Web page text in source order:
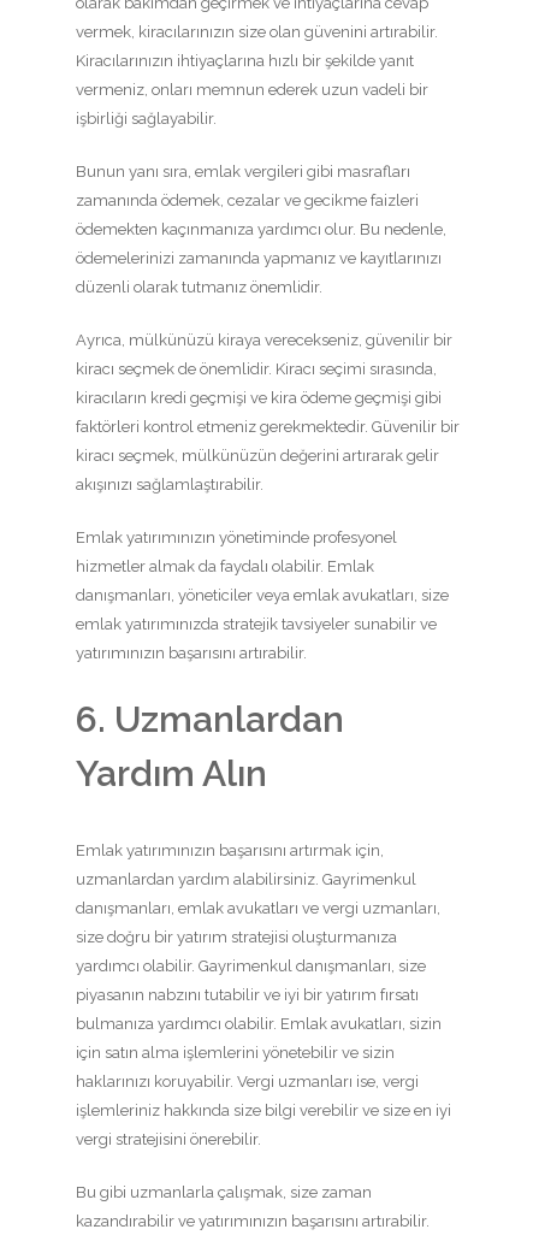
vermek, kiracılarınızın size olan güvenini artırabilir.
Kiracılarınızın ihtiyaçlarına hızlı bir şekilde yanıt
vermeniz, onları memnun ederek uzun vadeli bir
işbirliği sağlayabilir.
Bunun yanı sıra, emlak vergileri gibi masrafları
zamanında ödemek, cezalar ve gecikme faizleri
ödemekten kaçınmanıza yardımcı olur. Bu nedenle,
ödemelerinizi zamanında yapmanız ve kayıtlarınızı
düzenli olarak tutmanız önemlidir.
Ayrıca, mülkünüzü kiraya verecekseniz, güvenilir bir
kiracı seçmek de önemlidir. Kiracı seçimi sırasında,
kiracıların kredi geçmişi ve kira ödeme geçmişi gibi
faktörleri kontrol etmeniz gerekmektedir. Güvenilir bir
kiracı seçmek, mülkünüzün değerini artırarak gelir
akışınızı sağlamlaştırabilir.
Emlak yatırımınızın yönetiminde profesyonel
hizmetler almak da faydalı olabilir. Emlak
danışmanları, yöneticiler veya emlak avukatları, size
emlak yatırımınızda stratejik tavsiyeler sunabilir ve
yatırımınızın başarısını artırabilir.
6. Uzmanlardan
Yardım Alın
Emlak yatırımınızın başarısını artırmak için,
uzmanlardan yardım alabilirsiniz. Gayrimenkul
danışmanları, emlak avukatları ve vergi uzmanları,
size doğru bir yatırım stratejisi oluşturmanıza
yardımcı olabilir. Gayrimenkul danışmanları, size
piyasanın nabzını tutabilir ve iyi bir yatırım fırsatı
bulmanıza yardımcı olabilir. Emlak avukatları, sizin
için satın alma işlemlerini yönetebilir ve sizin
haklarınızı koruyabilir. Vergi uzmanları ise, vergi
işlemleriniz hakkında size bilgi verebilir ve size en iyi
vergi stratejisini önerebilir.
Bu gibi uzmanlarla çalışmak, size zaman
kazandırabilir ve yatırımınızın başarısını artırabilir.